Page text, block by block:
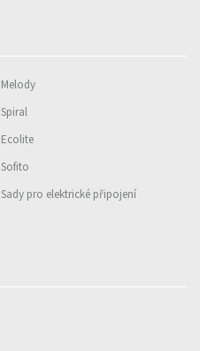
Melody
Spiral
Ecolite
Sofito
Sady pro elektrické připojení